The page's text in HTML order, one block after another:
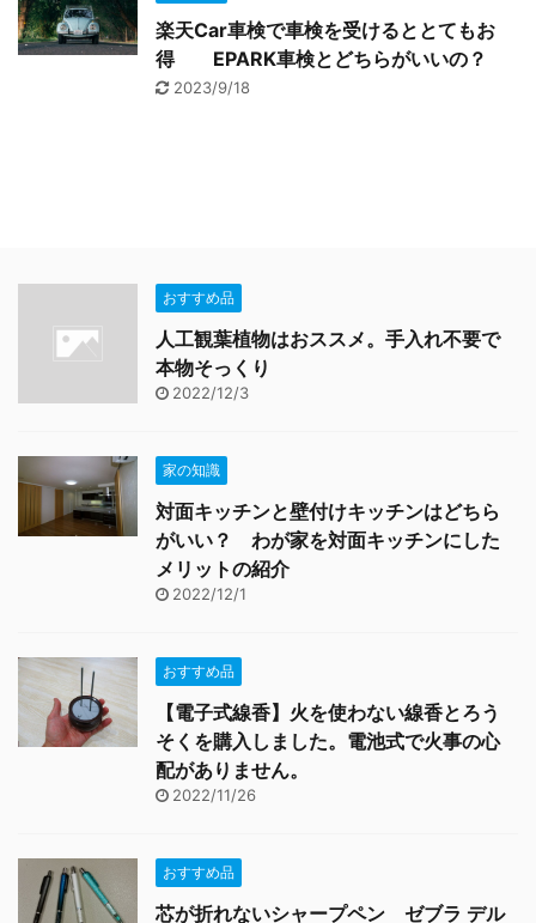
楽天Car車検で車検を受けるととてもお
得 EPARK車検とどちらがいいの？
2023/9/18
おすすめ品
人工観葉植物はおススメ。手入れ不要で
本物そっくり
2022/12/3
家の知識
対面キッチンと壁付けキッチンはどちら
がいい？ わが家を対面キッチンにした
メリットの紹介
2022/12/1
おすすめ品
【電子式線香】火を使わない線香とろう
そくを購入しました。電池式で火事の心
配がありません。
2022/11/26
おすすめ品
芯が折れないシャープペン ゼブラ デル